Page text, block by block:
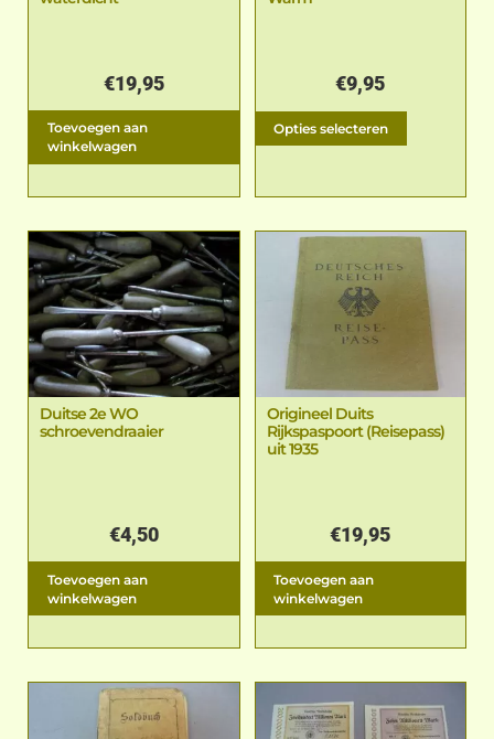
€19,95
Toevoegen aan
winkelwagen
€9,95
Opties selecteren
Duitse 2e WO
schroevendraaier
€4,50
Toevoegen aan
winkelwagen
Origineel Duits
Rijkspaspoort (Reisepass)
uit 1935
€19,95
Toevoegen aan
winkelwagen